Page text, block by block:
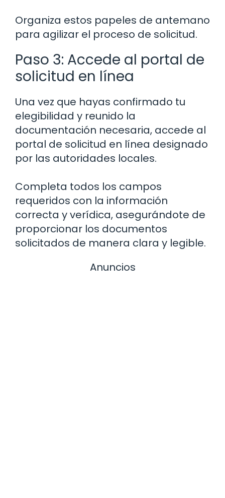
Organiza estos papeles de antemano
para agilizar el proceso de solicitud.
Paso 3: Accede al portal de
solicitud en línea
Una vez que hayas confirmado tu
elegibilidad y reunido la
documentación necesaria, accede al
portal de solicitud en línea designado
por las autoridades locales.
Completa todos los campos
requeridos con la información
correcta y verídica, asegurándote de
proporcionar los documentos
solicitados de manera clara y legible.
Anuncios